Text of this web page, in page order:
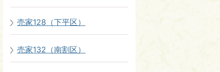
売家128（下平区）
売家132（南割区）